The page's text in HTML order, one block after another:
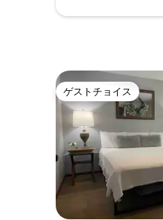
ゲストチョイス
ゲストチョイス